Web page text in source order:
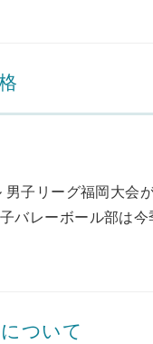
子リーグ福岡大
バレーボール部は
ついて